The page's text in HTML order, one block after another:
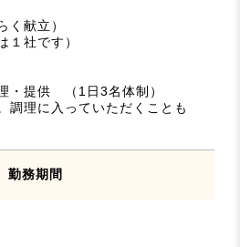
く献立）
１社です）
・提供 （1日3名体制）
調理に入っていただくことも
勤務期間